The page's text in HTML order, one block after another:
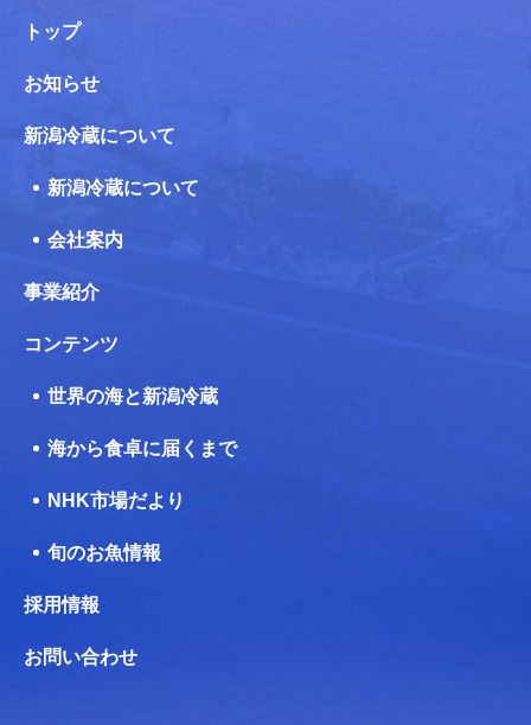
トップ
お知らせ
新潟冷蔵について
新潟冷蔵について
会社案内
事業紹介
コンテンツ
世界の海と新潟冷蔵
海から食卓に届くまで
NHK市場だより
旬のお魚情報
採用情報
お問い合わせ